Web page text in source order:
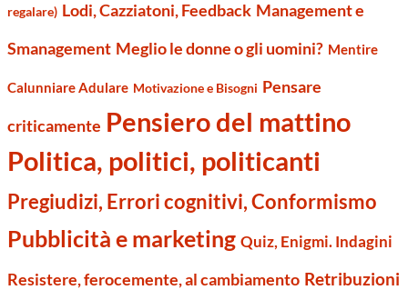
regalare) Lodi, Cazziatoni, Feedback Management e
Smanagement Meglio le donne o gli uomini? Mentire
Calunniare Adulare Motivazione e Bisogni Pensare
criticamente Pensiero del mattino
Politica, politici, politicanti
Pregiudizi, Errori cognitivi, Conformismo
Pubblicità e marketing Quiz, Enigmi. Indagini
Resistere, ferocemente, al cambiamento Retribuzioni